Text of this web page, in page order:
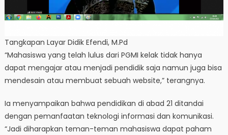
Tangkapan Layar Didik Efendi, M.Pd
“Mahasiswa yang telah lulus dari PGMI kelak tidak hanya
dapat mengajar atau menjadi pendidik saja namun juga bisa
mendesain atau membuat sebuah website,” terangnya.
Ia menyampaikan bahwa pendidikan di abad 21 ditandai
dengan pemanfaatan teknologi informasi dan komunikasi.
“Jadi diharapkan teman-teman mahasiswa dapat paham